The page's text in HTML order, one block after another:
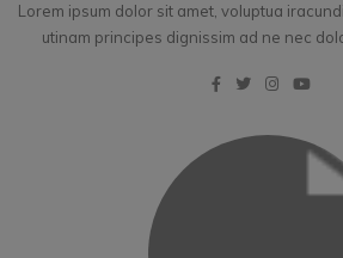
Lorem ipsum dolor sit amet, voluptua
utinam principes dignissim ad ne nec